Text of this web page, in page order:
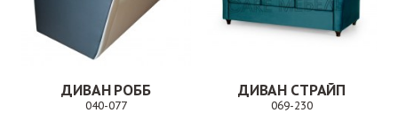
ДИВАН РОББ
040-077
ДИВАН СТРАЙП
069-230